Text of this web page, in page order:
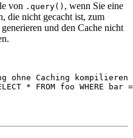
von .query() , wenn Sie eine
die nicht gecacht ist, zum
und den Cache nicht
ohne Caching kompilieren
* FROM foo WHERE bar